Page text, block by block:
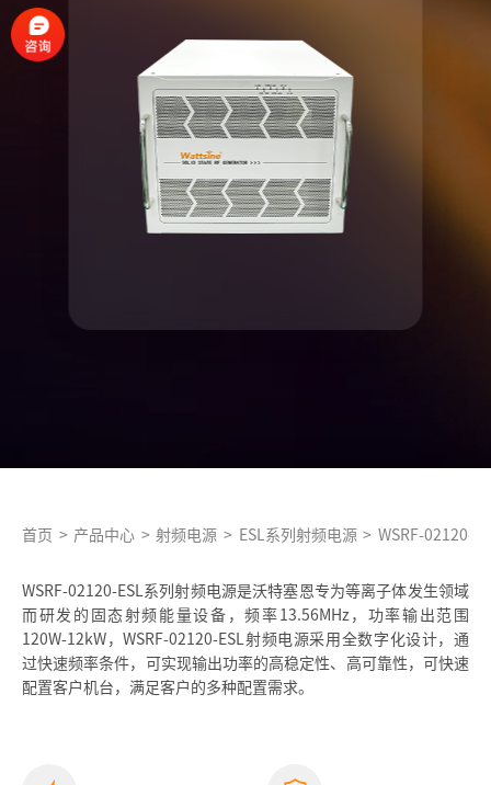
首页 > 产品中心 > 射频电源 > ESL系列射频电源 > WSRF-02120-
WSRF-02120-ESL系列射频电源是沃特塞恩专为等离子体发生领域
而研发的固态射频能量设备，频率13.56MHz，功率输出范围
120W-12kW，WSRF-02120-ESL射频电源采用全数字化设计，通
过快速频率条件，可实现输出功率的高稳定性、高可靠性，可快速
配置客户机台，满足客户的多种配置需求。